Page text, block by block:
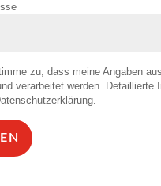
zu, dass meine Angaben
verarbeitet werden.